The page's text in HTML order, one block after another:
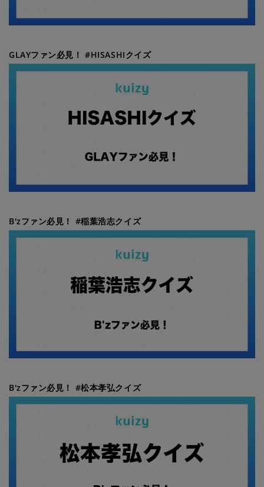
GLAYファン必見！ #HISASHIクイズ
B'zファン必見！ #稲葉浩志クイズ
B'zファン必見！ #松本孝弘クイズ